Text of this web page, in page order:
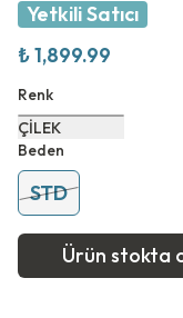
Yetkili Satıcı
₺ 1,899.99
Renk
ÇİLEK
Beden
STD
Ürün stokta